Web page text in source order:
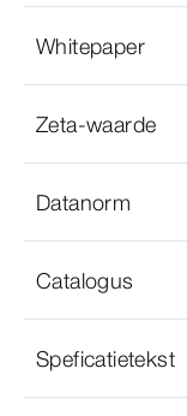
Whitepaper
Zeta-waarde
Datanorm
Catalogus
Speficatietekst